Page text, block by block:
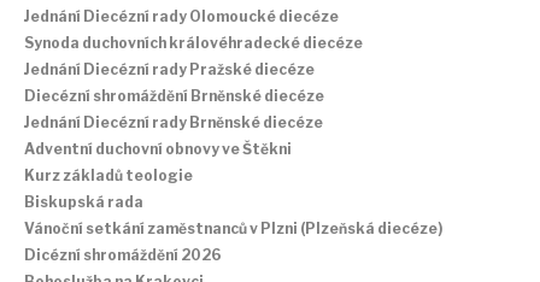
Jednání Diecézní rady Olomoucké diecéze
Synoda duchovních královéhradecké diecéze
Jednání Diecézní rady Pražské diecéze
Diecézní shromáždění Brněnské diecéze
Jednání Diecézní rady Brněnské diecéze
Adventní duchovní obnovy ve Štěkni
Kurz základů teologie
Biskupská rada
Vánoční setkání zaměstnanců v Plzni (Plzeňská diecéze)
Dicézní shromáždění 2026